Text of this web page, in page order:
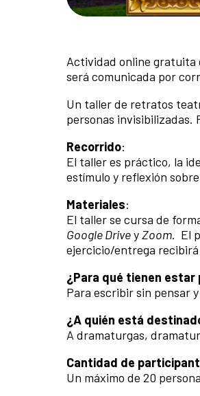
Actividad online gratuita
será comunicada por
Un taller de retratos
personas invisibilizadas.
Recorrido:
El taller es práctico, la
estímulo y reflexión
Materiales:
El taller se cursa de
Google DriveyZoom. El
ejercicio/entrega
¿Para qué tienen estar
Para escribir sin pensar
¿A quién está
A dramaturgas,
Cantidad de
Un máximo de 20